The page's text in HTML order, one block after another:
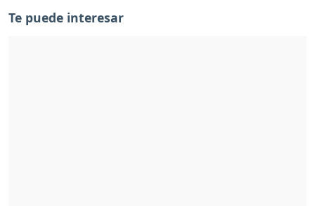
Te puede interesar